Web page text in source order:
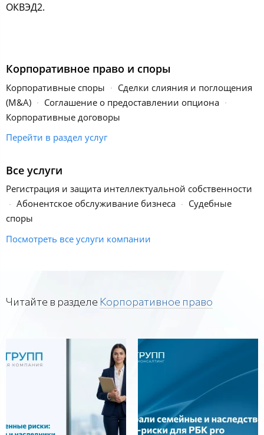
ОКВЭД2.
Корпоративное право и споры
Корпоративные споры
Сделки слияния и поглощения
(M&A)
Соглашение о предоставлении опциона
Корпоративные договоры
Перейти в раздел услуг
Все услуги
Регистрация и защита интеллектуальной собственности
Абонентское обслуживание бизнеса
Судебные
споры
Посмотреть все услуги компании
Читайте в разделе Корпоративное право